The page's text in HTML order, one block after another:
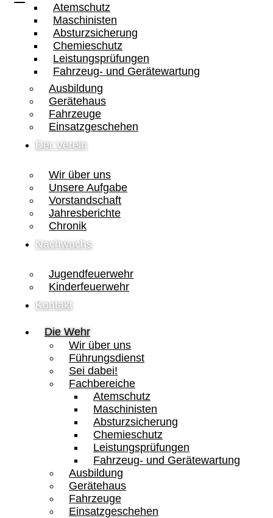
Atemschutz
Maschinisten
Absturzsicherung
Chemieschutz
Leistungsprüfungen
Fahrzeug- und Gerätewartung
Ausbildung
Gerätehaus
Fahrzeuge
Einsatzgeschehen
Der Verein
Wir über uns
Unsere Aufgabe
Vorstandschaft
Jahresberichte
Chronik
Nachwuchs
Jugendfeuerwehr
Kinderfeuerwehr
Kontakt
Die Wehr
Wir über uns
Führungsdienst
Sei dabei!
Fachbereiche
Atemschutz
Maschinisten
Absturzsicherung
Chemieschutz
Leistungsprüfungen
Fahrzeug- und Gerätewartung
Ausbildung
Gerätehaus
Fahrzeuge
Einsatzgeschehen